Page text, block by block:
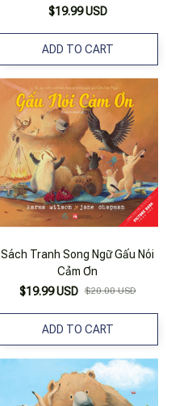
$19.99 USD
ADD TO CART
Sách Tranh Song Ngữ Gấu Nói
Cảm Ơn
$19.99 USD $20.00 USD
ADD TO CART